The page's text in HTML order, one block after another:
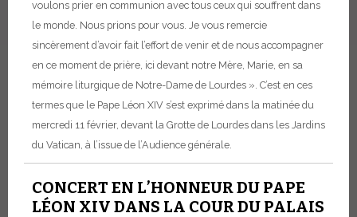
voulons prier en communion avec tous ceux qui souffrent dans
le monde. Nous prions pour vous. Je vous remercie
sincèrement d’avoir fait l’effort de venir et de nous accompagner
en ce moment de prière, ici devant notre Mère, Marie, en sa
mémoire liturgique de Notre-Dame de Lourdes ». C’est en ces
termes que le Pape Léon XIV s’est exprimé dans la matinée du
mercredi 11 février, devant la Grotte de Lourdes dans les Jardins
du Vatican, à l’issue de l’Audience générale.
CONCERT EN L’HONNEUR DU PAPE
LÉON XIV DANS LA COUR DU PALAIS